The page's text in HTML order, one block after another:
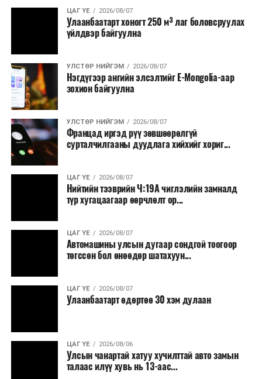
тавилга, автомашин худалдан авах;
Батлан хамгаалах, хууль зүйн салбараас бусад
Хуулиар заавал мэдээлэхээс бусад кино,
контент, хэвлэлийн зардал;
Заавал олгохоос бусад тэтгэмж, урамшуулал.
Санхүүгийн хэмнэлтийн горимыг 2026 оны
арванхоёрдугаар сарын 31 хүртэл мөрдөнө. Харин
эрүүл мэндийн салбар уг хэмнэлтийн горимд
хамрагдахгүй бөгөөд цэцэрлэг, сургуулийн хүүхдийн
эрт илрүүлэг, вакцинжуулалт, томуу, томуу төст
өвчний эсрэг арга хэмжээ зэрэг зайлшгүй
үргэлжилнэ гэж Ерөнхий сайд Н.Учрал онцоллоо.
Мөн бүх шатны төсвийн ерөнхийлөн захирагч нарт
салбар бүрдээ урсгал зардлыг 20 хувиар бууруулах,
нөхөн томилгоо хийхгүй байх, аялал, амралт, зугаалга,
хамт олны урлаг, спортын арга хэмжээг зохион
байгуулахгүй байх, төрийн албанд шинэ орон тоо бий
сургалтыг цахим хэлбэрт шилжүүлэх, төрийн албан
хаагчдыг зарим өдрүүдэд цахимаар ажиллуулах арга
хэмжээг үргэлжлүүлэхийг үүрэг болголоо.
ЦАГ ҮЕ 2026/08/07
Улаанбаатарт хоногт 250 м³ лаг боловсруулах
үйлдвэр байгуулна
УЛСТӨР НИЙГЭМ 2026/08/07
Нэгдүгээр ангийн элсэлтийг E-Mongolia-аар
зохион байгуулна
УЛСТӨР НИЙГЭМ 2026/08/07
Францад иргэд рүү зөвшөөрөлгүй
сурталчилгааны дуудлага хийхийг хориг...
ЦАГ ҮЕ 2026/08/07
Нийтийн тээврийн Ч:19А чиглэлийн замналд
түр хугацаагаар өөрчлөлт ор...
ЦАГ ҮЕ 2026/08/07
Автомашины улсын дугаар сондгой тоогоор
төгссөн бол өнөөдөр шатахуун...
ЦАГ ҮЕ 2026/08/07
Улаанбаатарт өдөртөө 30 хэм дулаан
ЦАГ ҮЕ 2026/08/06
Улсын чанартай хатуу хучилттай авто замын
талаас илүү хувь нь 13-аас...